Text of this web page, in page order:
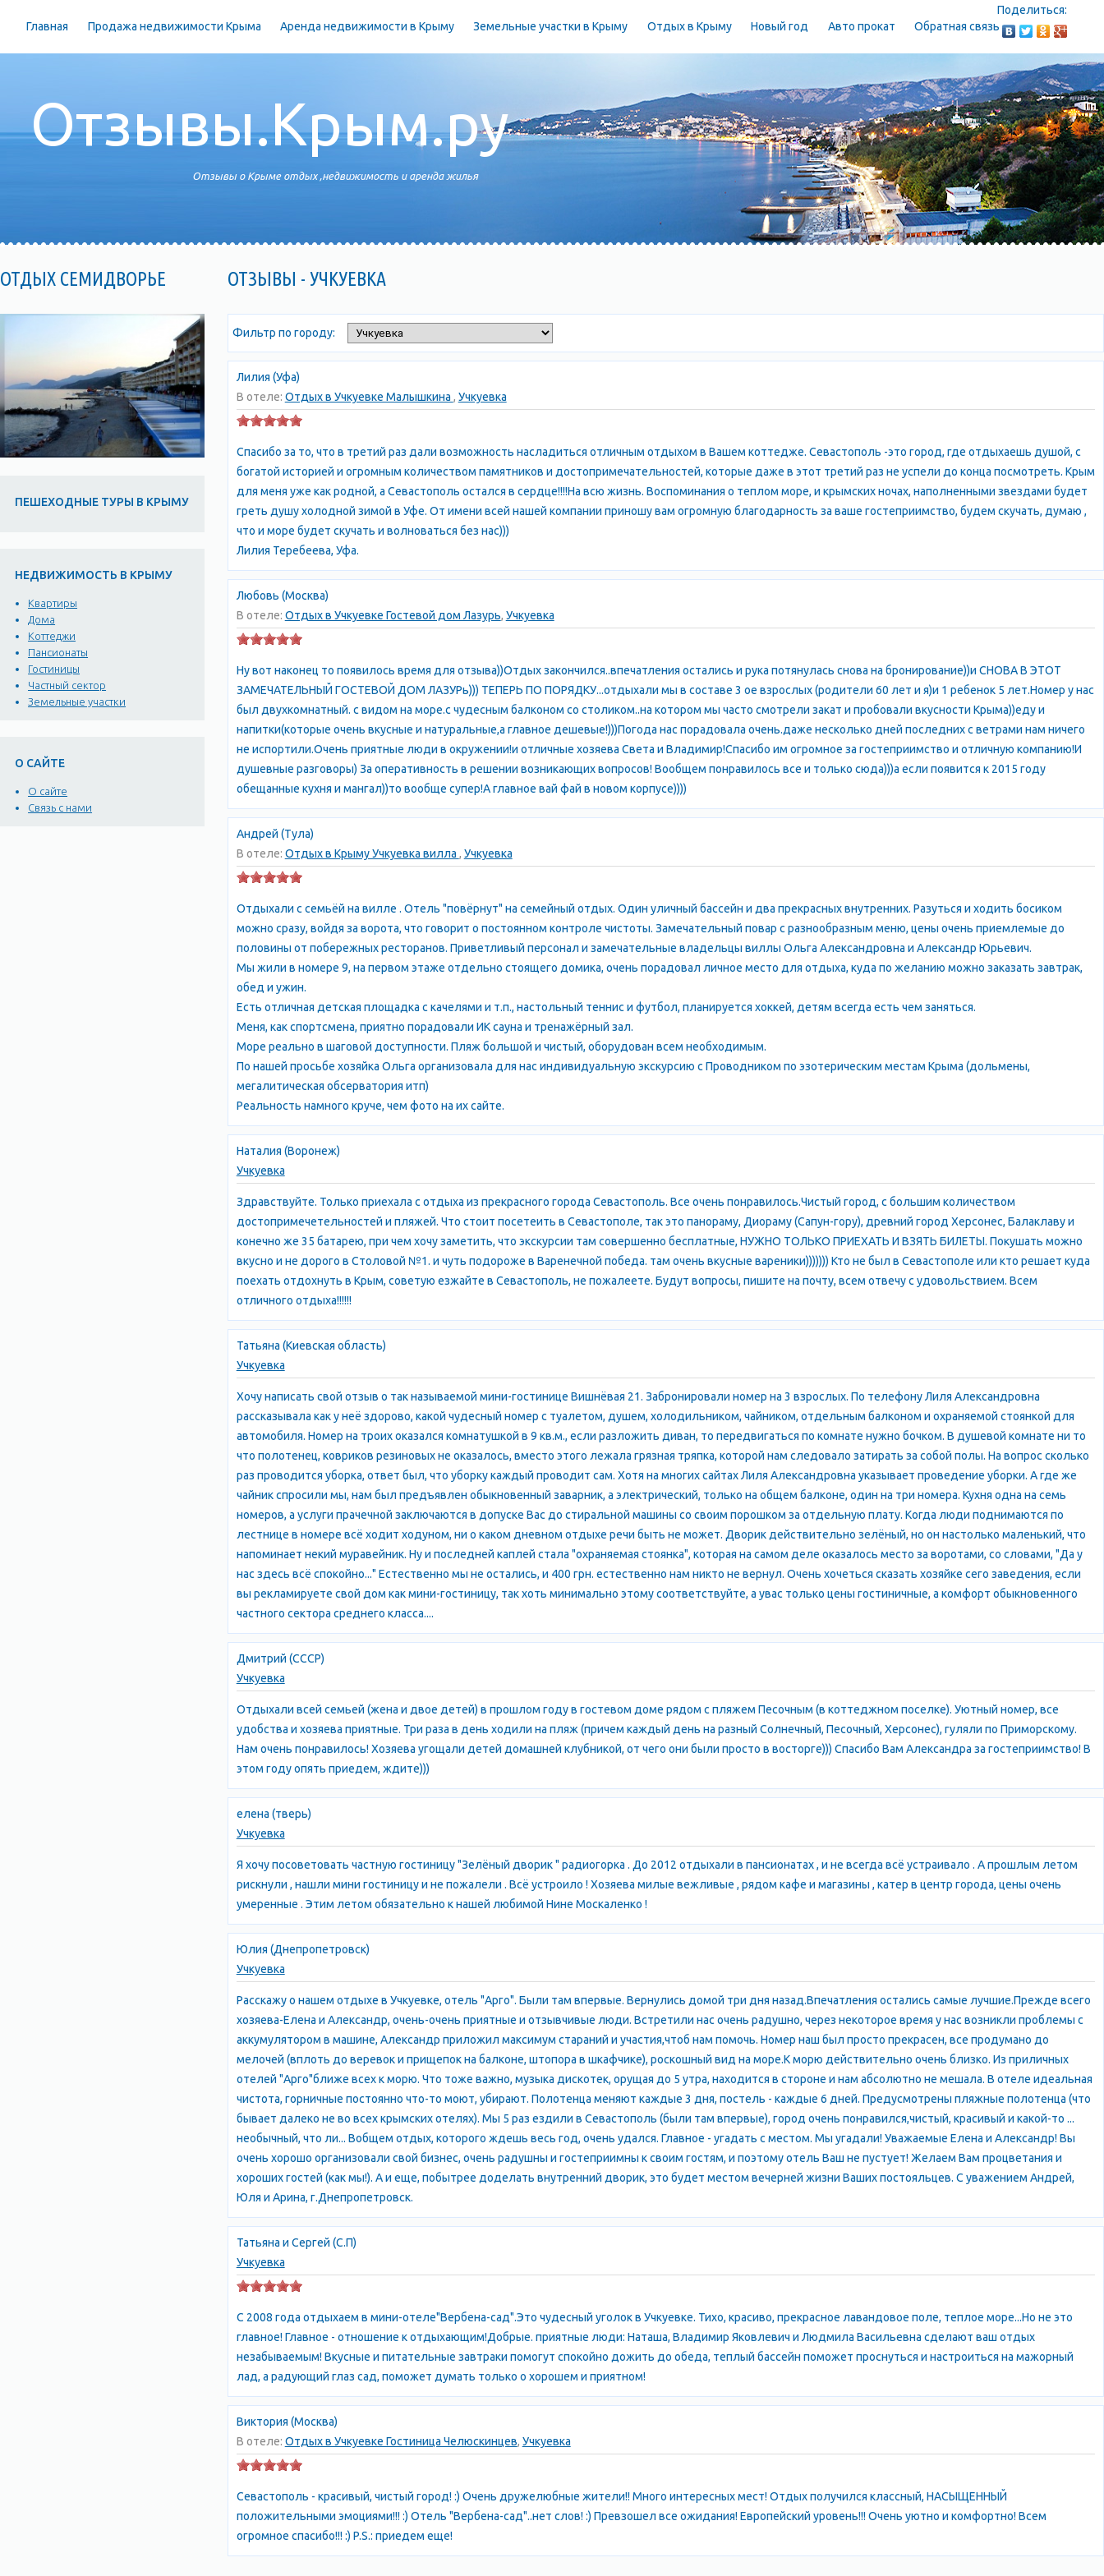
Главная Продажа недвижимости Крыма Аренда недвижимости в Крыму Земельные участки в Крыму Отдых в Крыму Новый год Авто прокат Обратная связь
Поделиться:
Отзывы.Крым.ру
Отзывы о Крыме отдых ,недвижимость и аренда жилья
ОТДЫХ СЕМИДВОРЬЕ
ПЕШЕХОДНЫЕ ТУРЫ В КРЫМУ
НЕДВИЖИМОСТЬ В КРЫМУ
Квартиры
Дома
Коттеджи
Пансионаты
Гостиницы
Частный сектор
Земельные участки
О САЙТЕ
О сайте
Связь с нами
ОТЗЫВЫ - УЧКУЕВКА
Фильтр по городу:
Лилия (Уфа)
В отеле: Отдых в Учкуевке Малышкина , Учкуевка
Спасибо за то, что в третий раз дали возможность насладиться отличным отдыхом в Вашем коттедже. Севастополь -это город, где отдыхаешь душой, с
богатой историей и огромным количеством памятников и достопримечательностей, которые даже в этот третий раз не успели до конца посмотреть. Крым
для меня уже как родной, а Севастополь остался в сердце!!!!На всю жизнь. Воспоминания о теплом море, и крымских ночах, наполненными звездами будет
греть душу холодной зимой в Уфе. От имени всей нашей компании приношу вам огромную благодарность за ваше гостеприимство, будем скучать, думаю ,
что и море будет скучать и волноваться без нас)))
Лилия Теребеева, Уфа.
Любовь (Москва)
В отеле: Отдых в Учкуевке Гостевой дом Лазурь, Учкуевка
Ну вот наконец то появилось время для отзыва))Отдых закончился..впечатления остались и рука потянулась снова на бронирование))и СНОВА В ЭТОТ
ЗАМЕЧАТЕЛЬНЫЙ ГОСТЕВОЙ ДОМ ЛАЗУРь))) ТЕПЕРЬ ПО ПОРЯДКУ...отдыхали мы в составе 3 ое взрослых (родители 60 лет и я)и 1 ребенок 5 лет.Номер у нас
был двухкомнатный. с видом на море.с чудесным балконом со столиком..на котором мы часто смотрели закат и пробовали вкусности Крыма))еду и
напитки(которые очень вкусные и натуральные,а главное дешевые!)))Погода нас порадовала очень.даже несколько дней последних с ветрами нам ничего
не испортили.Очень приятные люди в окружении!и отличные хозяева Света и Владимир!Спасибо им огромное за гостеприимство и отличную компанию!И
душевные разговоры) За оперативность в решении возникающих вопросов! Вообщем понравилось все и только сюда)))а если появится к 2015 году
обещанные кухня и мангал))то вообще супер!А главное вай фай в новом корпусе))))
Андрей (Тула)
В отеле: Отдых в Крыму Учкуевка вилла , Учкуевка
Отдыхали с семьёй на вилле . Отель "повёрнут" на семейный отдых. Один уличный бассейн и два прекрасных внутренних. Разуться и ходить босиком
можно сразу, войдя за ворота, что говорит о постоянном контроле чистоты. Замечательный повар с разнообразным меню, цены очень приемлемые до
половины от побережных ресторанов. Приветливый персонал и замечательные владельцы виллы Ольга Александровна и Александр Юрьевич.
Мы жили в номере 9, на первом этаже отдельно стоящего домика, очень порадовал личное место для отдыха, куда по желанию можно заказать завтрак,
обед и ужин.
Есть отличная детская площадка с качелями и т.п., настольный теннис и футбол, планируется хоккей, детям всегда есть чем заняться.
Меня, как спортсмена, приятно порадовали ИК сауна и тренажёрный зал.
Море реально в шаговой доступности. Пляж большой и чистый, оборудован всем необходимым.
По нашей просьбе хозяйка Ольга организовала для нас индивидуальную экскурсию с Проводником по эзотерическим местам Крыма (дольмены,
мегалитическая обсерватория итп)
Реальность намного круче, чем фото на их сайте.
Наталия (Воронеж)
Учкуевка
Здравствуйте. Только приехала с отдыха из прекрасного города Севастополь. Все очень понравилось.Чистый город, с большим количеством
достопримечетельностей и пляжей. Что стоит посетеить в Cевастополе, так это панораму, Диораму (Сапун-гору), древний город Херсонес, Балаклаву и
конечно же 35 батарею, при чем хочу заметить, что экскурсии там совершенно бесплатные, НУЖНО ТОЛЬКО ПРИЕХАТЬ И ВЗЯТЬ БИЛЕТЫ. Покушать можно
вкусно и не дорого в Столовой №1. и чуть подороже в Варенечной победа. там очень вкусные вареники))))))) Кто не был в Севастополе или кто решает куда
поехать отдохнуть в Крым, советую езжайте в Севастополь, не пожалеете. Будут вопросы, пишите на почту, всем отвечу с удовольствием. Всем
отличного отдыха!!!!!!
Татьяна (Киевская область)
Учкуевка
Хочу написать свой отзыв о так называемой мини-гостинице Вишнёвая 21. Забронировали номер на 3 взрослых. По телефону Лиля Александровна
рассказывала как у неё здорово, какой чудесный номер с туалетом, душем, холодильником, чайником, отдельным балконом и охраняемой стоянкой для
автомобиля. Номер на троих оказался комнатушкой в 9 кв.м., если разложить диван, то передвигаться по комнате нужно бочком. В душевой комнате ни то
что полотенец, ковриков резиновых не оказалось, вместо этого лежала грязная тряпка, которой нам следовало затирать за собой полы. На вопрос сколько
раз проводится уборка, ответ был, что уборку каждый проводит сам. Хотя на многих сайтах Лиля Александровна указывает проведение уборки. А где же
чайник спросили мы, нам был предъявлен обыкновенный заварник, а электрический, только на общем балконе, один на три номера. Кухня одна на семь
номеров, а услуги прачечной заключаются в допуске Вас до стиральной машины со своим порошком за отдельную плату. Когда люди поднимаются по
лестнице в номере всё ходит ходуном, ни о каком дневном отдыхе речи быть не может. Дворик действительно зелёный, но он настолько маленький, что
напоминает некий муравейник. Ну и последней каплей стала "охраняемая стоянка", которая на самом деле оказалось место за воротами, со словами, "Да у
нас здесь всё спокойно..." Естественно мы не остались, и 400 грн. естественно нам никто не вернул. Очень хочеться сказать хозяйке сего заведения, если
вы рекламируете свой дом как мини-гостиницу, так хоть минимально этому соответствуйте, а увас только цены гостиничные, а комфорт обыкновенного
частного сектора среднего класса....
Дмитрий (СССР)
Учкуевка
Отдыхали всей семьей (жена и двое детей) в прошлом году в гостевом доме рядом с пляжем Песочным (в коттеджном поселке). Уютный номер, все
удобства и хозяева приятные. Три раза в день ходили на пляж (причем каждый день на разный Солнечный, Песочный, Херсонес), гуляли по Приморскому.
Нам очень понравилось! Хозяева угощали детей домашней клубникой, от чего они были просто в восторге))) Спасибо Вам Александра за гостеприимство! В
этом году опять приедем, ждите)))
елена (тверь)
Учкуевка
Я хочу посоветовать частную гостиницу "Зелёный дворик " радиогорка . До 2012 отдыхали в пансионатах , и не всегда всё устраивало . А прошлым летом
рискнули , нашли мини гостиницу и не пожалели . Всё устроило ! Хозяева милые вежливые , рядом кафе и магазины , катер в центр города, цены очень
умеренные . Этим летом обязательно к нашей любимой Нине Москаленко !
Юлия (Днепропетровск)
Учкуевка
Расскажу о нашем отдыхе в Учкуевке, отель "Арго". Были там впервые. Вернулись домой три дня назад.Впечатления остались самые лучшие.Прежде всего
хозяева-Елена и Александр, очень-очень приятные и отзывчивые люди. Встретили нас очень радушно, через некоторое время у нас возникли проблемы с
аккумулятором в машине, Александр приложил максимум стараний и участия,чтоб нам помочь. Номер наш был просто прекрасен, все продумано до
мелочей (вплоть до веревок и прищепок на балконе, штопора в шкафчике), роскошный вид на море.К морю действительно очень близко. Из приличных
отелей "Арго"ближе всех к морю. Что тоже важно, музыка дискотек, орущая до 5 утра, находится в стороне и нам абсолютно не мешала. В отеле идеальная
чистота, горничные постоянно что-то моют, убирают. Полотенца меняют каждые 3 дня, постель - каждые 6 дней. Предусмотрены пляжные полотенца (что
бывает далеко не во всех крымских отелях). Мы 5 раз ездили в Севастополь (были там впервые), город очень понравился,чистый, красивый и какой-то ...
необычный, что ли... Вобщем отдых, которого ждешь весь год, очень удался. Главное - угадать с местом. Мы угадали! Уважаемые Елена и Александр! Вы
очень хорошо организовали свой бизнес, очень радушны и гостеприимны к своим гостям, и поэтому отель Ваш не пустует! Желаем Вам процветания и
хороших гостей (как мы!). А и еще, побытрее доделать внутренний дворик, это будет местом вечерней жизни Ваших постояльцев. С уважением Андрей,
Юля и Арина, г.Днепропетровск.
Татьяна и Сергей (C.П)
Учкуевка
С 2008 года отдыхаем в мини-отеле"Вербена-сад".Это чудесный уголок в Учкуевке. Тихо, красиво, прекрасное лавандовое поле, теплое море...Но не это
главное! Главное - отношение к отдыхающим!Добрые. приятные люди: Наташа, Владимир Яковлевич и Людмила Васильевна сделают ваш отдых
незабываемым! Вкусные и питательные завтраки помогут спокойно дожить до обеда, теплый бассейн поможет проснуться и настроиться на мажорный
лад, а радующий глаз сад, поможет думать только о хорошем и приятном!
Виктория (Москва)
В отеле: Отдых в Учкуевке Гостиница Челюскинцев, Учкуевка
Севастополь - красивый, чистый город! :) Очень дружелюбные жители!! Много интересных мест! Отдых получился классный, НАСЫЩЕННЫЙ
положительными эмоциями!!! :) Отель "Вербена-сад"..нет слов! :) Превзошел все ожидания! Европейский уровень!!! Очень уютно и комфортно! Всем
огромное спасибо!!! :) P.S.: приедем еще!